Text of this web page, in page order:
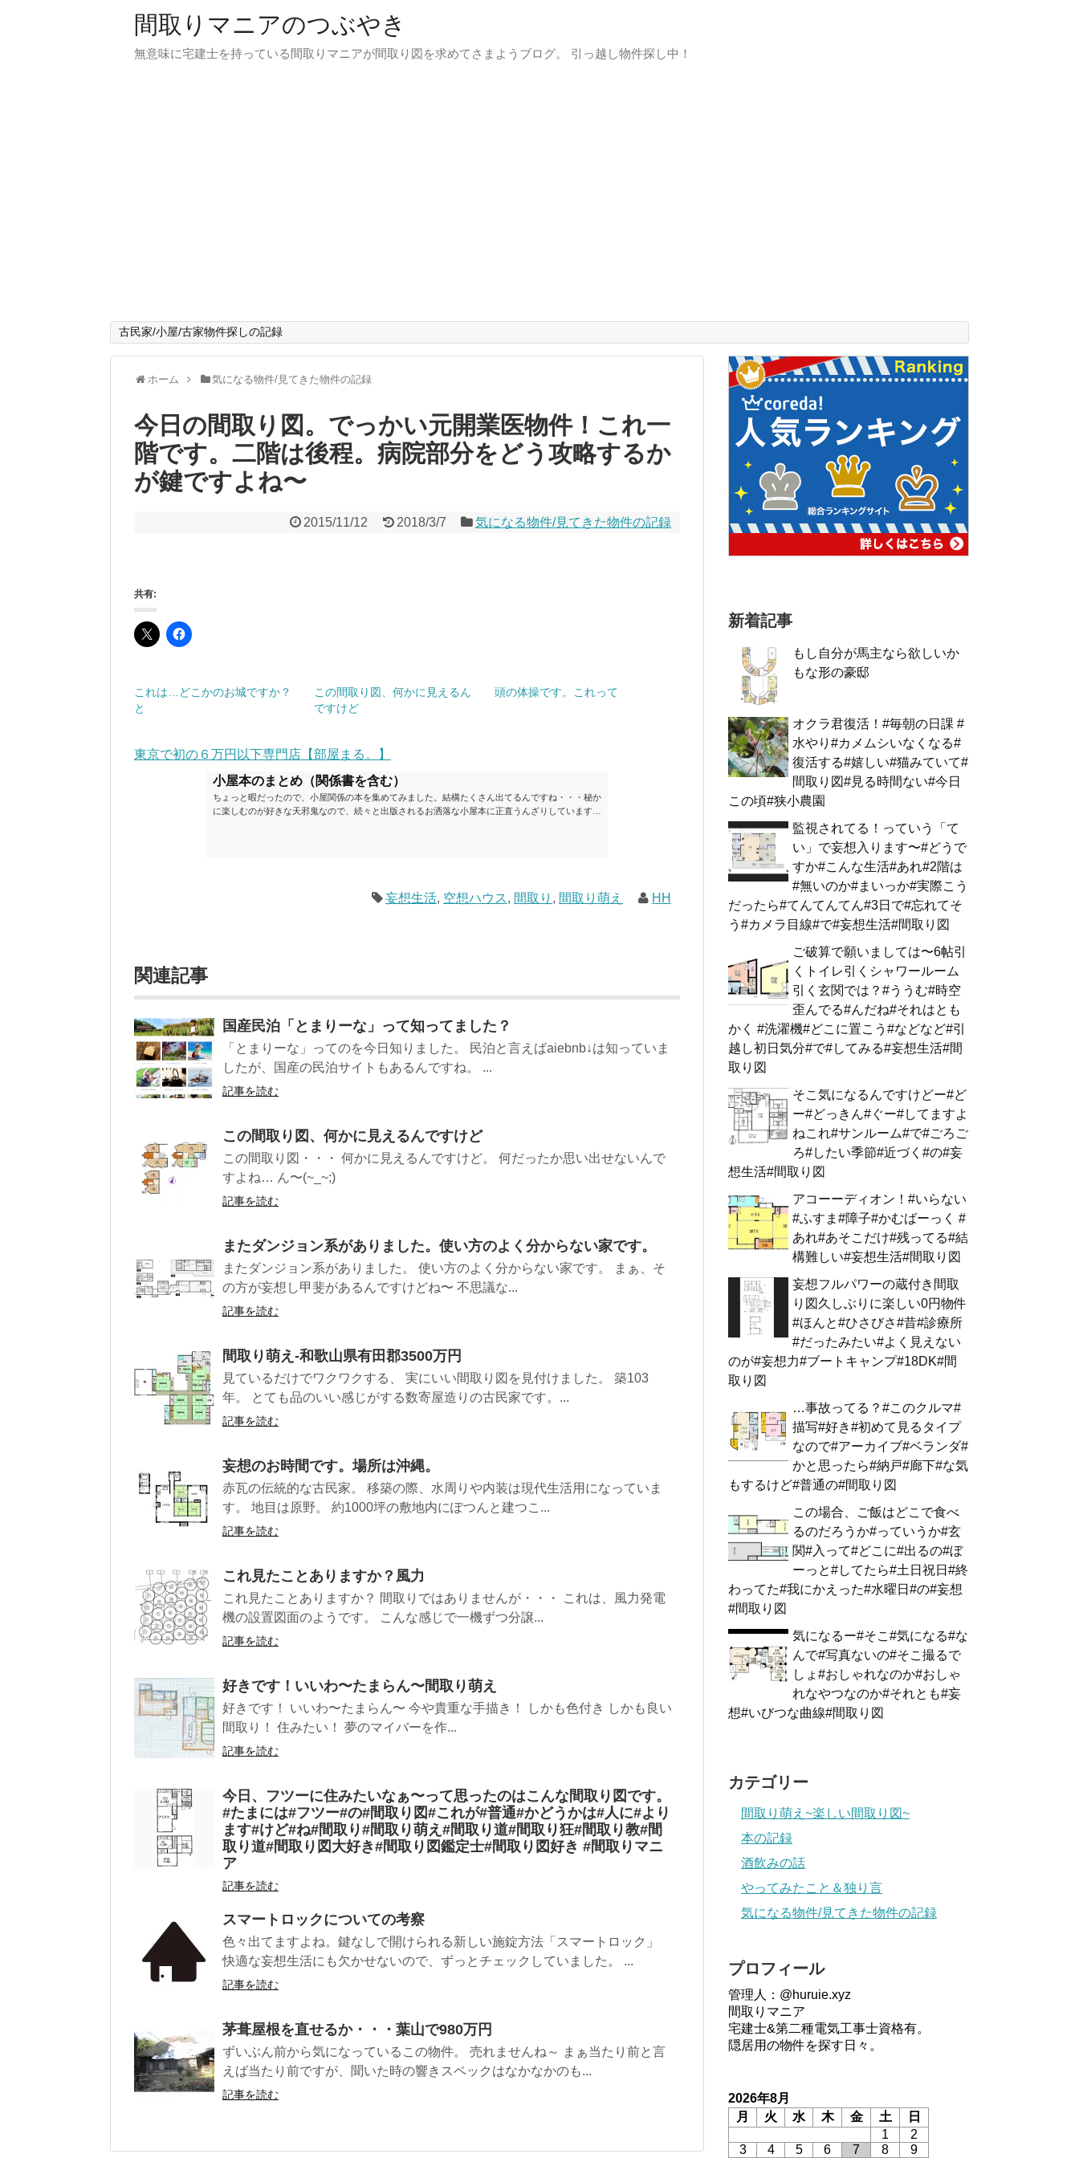
間取りマニアのつぶやき
無意味に宅建士を持っている間取りマニアが間取り図を求めてさまようブログ。 引っ越し物件探し中！
古民家/小屋/古家物件探しの記録
ホーム 気になる物件/見てきた物件の記録
今日の間取り図。でっかい元開業医物件！これ一
階です。二階は後程。病院部分をどう攻略するか
が鍵ですよね〜
2015/11/12 2018/3/7 気になる物件/見てきた物件の記録
共有:
これは…どこかのお城ですか？
と
この間取り図、何かに見えるん
ですけど
頭の体操です。これって
東京で初の６万円以下専門店【部屋まる。】
小屋本のまとめ（関係書を含む）
ちょっと暇だったので、小屋関係の本を集めてみました。結構たくさん出てるんですね・・・秘か
に楽しむのが好きな天邪鬼なので、続々と出版されるお洒落な小屋本に正直うんざりしています
妄想生活, 空想ハウス, 間取り , 間取り萌え HH
関連記事
国産民泊「とまりーな」って知ってました？
「とまりーな」ってのを今日知りました。 民泊と言えばaiebnb↓は知っていま
したが、国産の民泊サイトもあるんですね。 ...
記事を読む
この間取り図、何かに見えるんですけど
この間取り図・・・ 何かに見えるんですけど。 何だったか思い出せないんで
すよね… ん〜(~_~;)
記事を読む
またダンジョン系がありました。使い方のよく分からない家です。
またダンジョン系がありました。 使い方のよく分からない家です。 まぁ、そ
の方が妄想し甲斐があるんですけどね〜 不思議な...
記事を読む
間取り萌え-和歌山県有田郡3500万円
見ているだけでワクワクする、 実にいい間取り図を見付けました。 築103
年。 とても品のいい感じがする数寄屋造りの古民家です。...
記事を読む
妄想のお時間です。場所は沖縄。
赤瓦の伝統的な古民家。 移築の際、水周りや内装は現代生活用になっていま
す。 地目は原野。 約1000坪の敷地内にぽつんと建つこ...
記事を読む
これ見たことありますか？風力
これ見たことありますか？ 間取りではありませんが・・・ これは、風力発電
機の設置図面のようです。 こんな感じで一機ずつ分譲...
記事を読む
好きです！いいわ〜たまらん〜間取り萌え
好きです！ いいわ〜たまらん〜 今や貴重な手描き！ しかも色付き︎ しかも良い
間取り！ 住みたい！ 夢のマイバーを作...
記事を読む
今日、フツーに住みたいなぁ〜って思ったのはこんな間取り図です。
#たまには#フツー#の#間取り図#これが#普通#かどうかは#人に#より
ます#けど#ね#間取り#間取り萌え#間取り道#間取り狂#間取り教#間
取り道#間取り図大好き#間取り図鑑定士#間取り図好き #間取りマニ
ア
記事を読む
スマートロックについての考察
色々出てますよね。鍵なしで開けられる新しい施錠方法「スマートロック」
快適な妄想生活にも欠かせないので、ずっとチェックしていました。 ...
記事を読む
茅葺屋根を直せるか・・・葉山で980万円
ずいぶん前から気になっているこの物件。 売れませんね～ まぁ当たり前と言
えば当たり前ですが、聞いた時の響きスペックはなかなかのも...
記事を読む
新着記事
もし自分が馬主なら欲しいか
もな形の豪邸
オクラ君復活！#毎朝の日課 #
水やり#カメムシいなくなる#
復活する#嬉しい#猫みていて#
間取り図#見る時間ない#今日
この頃#狭小農園
監視されてる！っていう「て
い」で妄想入ります〜#どうで
すか#こんな生活#あれ#2階は
#無いのか#まいっか#実際こう
だったら#てんてんてん#3日で#忘れてそ
う#カメラ目線#で#妄想生活#間取り図
ご破算で願いましては〜6帖引
くトイレ引くシャワールーム
引く玄関では？#ううむ#時空
歪んでる#んだね#それはとも
かく #洗濯機#どこに置こう#などなど#引
越し初日気分#で#してみる#妄想生活#間
取り図
そこ気になるんですけどー#ど
ー#どっきん#ぐー#してますよ
ねこれ#サンルーム#で#ごろご
ろ#したい季節#近づく#の#妄
想生活#間取り図
アコーーディオン！#いらない
#ふすま#障子#かむばーっく #
あれ#あそこだけ#残ってる#結
構難しい#妄想生活#間取り図
妄想フルパワーの蔵付き間取
り図久しぶりに楽しい0円物件
#ほんと#ひさびさ#昔#診療所
#だったみたい#よく見えない
のが#妄想力#ブートキャンプ#18DK#間
取り図
…事故ってる？#このクルマ#
描写#好き#初めて見るタイプ
なので#アーカイブ#ベランダ#
かと思ったら#納戸#廊下#な気
もするけど#普通の#間取り図
この場合、ご飯はどこで食べ
るのだろうか#っていうか#玄
関#入って#どこに#出るの#ぼ
ーっと#してたら#土日祝日#終
わってた#我にかえった#水曜日#の#妄想
#間取り図
気になるー#そこ#気になる#な
んで#写真ないの#そこ撮るで
しょ#おしゃれなのか#おしゃ
れなやつなのか#それとも#妄
想#いびつな曲線#間取り図
カテゴリー
間取り萌え~楽しい間取り図~
本の記録
酒飲みの話
やってみたこと＆独り言
気になる物件/見てきた物件の記録
プロフィール
管理人：@huruie.xyz
間取りマニア
宅建士&第二種電気工事士資格有。
隠居用の物件を探す日々。
2026年8月
月
火 水 木 金 土
日
1
2
3
4 5 6 7 8 9